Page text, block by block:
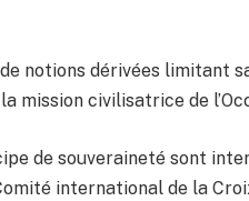
notions dérivées limitant
mission civilisatrice de
de souveraineté sont
international de la